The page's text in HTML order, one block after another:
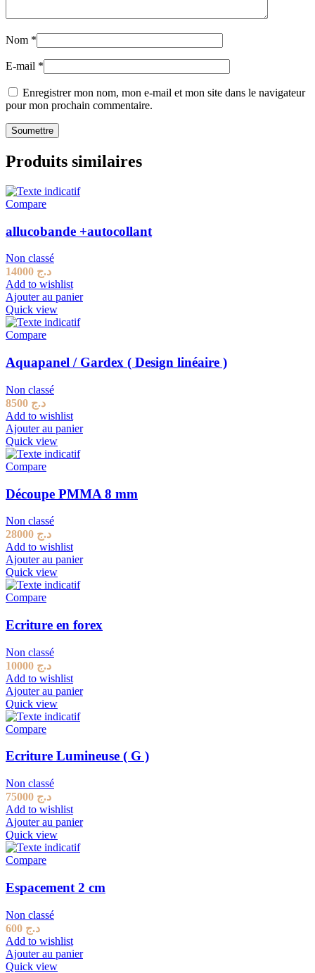
Nom *
E-mail *
Enregistrer mon nom, mon e-mail et mon site dans le navigateur
pour mon prochain commentaire.
Produits similaires
Compare
allucobande +autocollant
Non classé
د.ج
Add to wishlist
Ajouter au panier
Quick view
Compare
Aquapanel / Gardex ( Design linéaire )
Non classé
د.ج
Add to wishlist
Ajouter au panier
Quick view
Compare
Découpe PMMA 8 mm
Non classé
د.ج
Add to wishlist
Ajouter au panier
Quick view
Compare
Ecriture en forex
Non classé
د.ج
Add to wishlist
Ajouter au panier
Quick view
Compare
Ecriture Lumineuse ( G )
Non classé
د.ج
Add to wishlist
Ajouter au panier
Quick view
Compare
Espacement 2 cm
Non classé
د.ج
Add to wishlist
Ajouter au panier
Quick view